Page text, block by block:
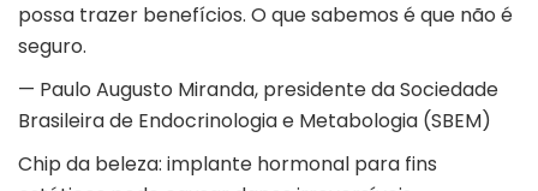
possa trazer benefícios. O que sabemos é que não é
seguro.
— Paulo Augusto Miranda, presidente da Sociedade
Brasileira de Endocrinologia e Metabologia (SBEM)
Chip da beleza: implante hormonal para fins